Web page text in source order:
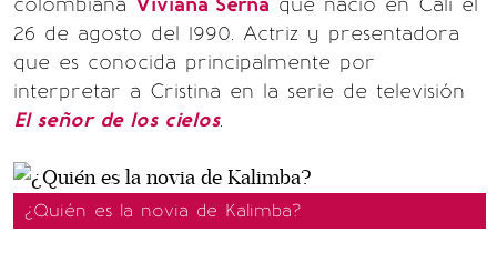
26 de agosto del 1990. Actriz y presentadora
que es conocida principalmente por
interpretar a Cristina en la serie de televisión
El señor de los cielos.
¿Quién es la novia de Kalimba?